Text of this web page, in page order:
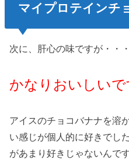
マイプロテインチ
次に、肝心の味ですが・・・
かなりおいしいで
アイスのチョコバナナを溶
い感じが個人的に好きでし
があまり好きじゃないんで